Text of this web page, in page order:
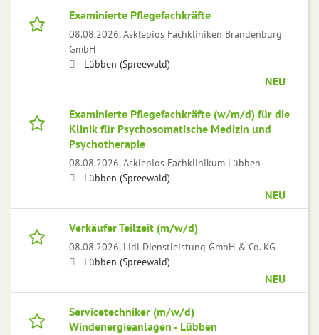
Examinierte Pflegefachkräfte
08.08.2026,Asklepios Fachkliniken Brandenburg
GmbH
Lübben (Spreewald)
NEU
Examinierte Pflegefachkräfte (w/m/d) für die
Klinik für Psychosomatische Medizin und
Psychotherapie
08.08.2026,Asklepios Fachklinikum Lübben
Lübben (Spreewald)
NEU
Verkäufer Teilzeit (m/w/d)
08.08.2026, Lidl Dienstleistung GmbH & Co. KG
Lübben (Spreewald)
NEU
Servicetechniker (m/w/d)
Windenergieanlagen - Lübben